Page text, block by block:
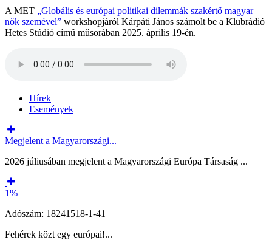
A MET „Globális és európai politikai dilemmák szakértő magyar
nők szemével” workshopjáról Kárpáti János számolt be a Klubrádió
Hetes Stúdió című műsorában 2025. április 19-én.
Hírek
Események
Megjelent a Magyarországi...
2026 júliusában megjelent a Magyarországi Európa Társaság ...
1%
Adószám: 18241518-1-41
Fehérek közt egy európai!...